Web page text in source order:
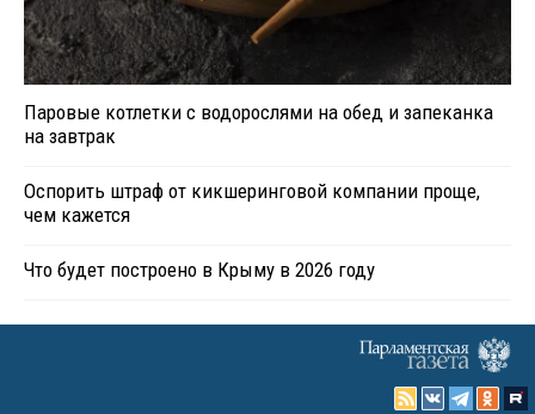
Паровые котлетки с водорослями на обед и запеканка
на завтрак
Оспорить штраф от кикшеринговой компании проще,
чем кажется
Что будет построено в Крыму в 2026 году